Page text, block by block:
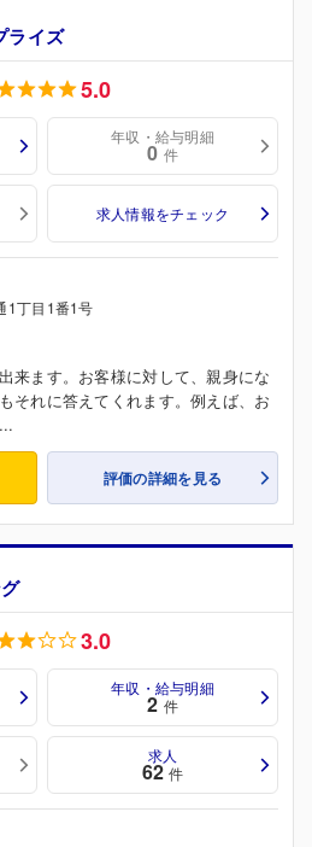
ライズ
5.0
年収・給与明細
0 件
求人情報をチェック
1丁目1番1号
来ます。お客様に対して、親身にな
それに答えてくれます。例えば、お
評価の詳細を見る
3.0
年収・給与明細
2 件
求人
62 件